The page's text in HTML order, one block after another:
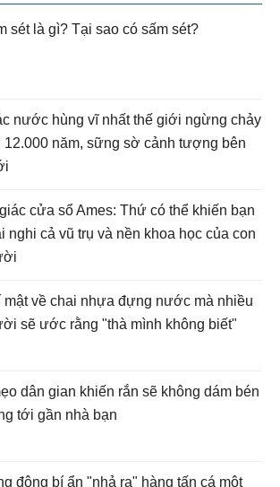
sét là gì? Tại sao có sấm sét?
nước hùng vĩ nhất thế giới ngừng chảy
12.000 năm, sững sờ cảnh tượng bên
cửa sổ Ames: Thứ có thể khiến bạn
nghi cả vũ trụ và nền khoa học của con
mật về chai nhựa đựng nước mà nhiều
sẽ ước rằng "thà mình không biết"
dân gian khiến rắn sẽ không dám bén
tới gần nhà bạn
động bí ẩn "nhả ra" hàng tấn cá một